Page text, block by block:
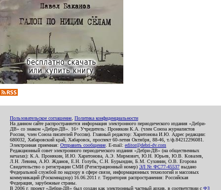
Пользовательское соглашение Политика конфиденциальности
На данном сайте распространяется информация электронного периодического издания «Дебри-
ДВ» со знаком «Дебри-ДВ». 16+ Учредитель: Пронякин К.А. (член Союза журналистов
России, член Союза писателей России). Главный редактор: Харитонова И.Ю. Адрес редакции:
680032, Хабаровский край, Хабаровск, проспект 60-летия Октября, 88-46, т./ф.84212296081.
Электронная приемная: Отправить сообщение . E-mail: editor@debri-dv.com
Редакционный совет электронного периодического издания «Дебри-ДВ» (на общественных
началах): К.А. Пронякин, И.Ю. Харитонова, А.Э. Мирмович, Ю.Н. Юрьев, Ю.В. Ковалев,
Л.Н. Левина, А.Ю. Жданов, Е.Н. Голубь, С.Н. Бурындин, Б.М. Сухинин, О.В. Егорова
Свидетельство о регистрации СМИ (Регистрационный номер) ЭЛ № ФС77-45537 выдано
Федеральной службой по надзору в сфере связи, информационных технологий и массовых
коммуникаций (Роскомнадзор) 16.06.2011 г. Территория распространения: Российская
Федерация, зарубежные страны.
В 2006 г. проект «Дебри-ДВ» был создан как электронный частный архив, в соответствии с ФЗ